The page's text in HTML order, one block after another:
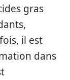
gras
il est
dans